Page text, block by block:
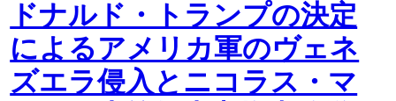
ドナルド・トランプの決定
によるアメリカ軍のヴェネ
ズエラ侵入とニコラス・マ